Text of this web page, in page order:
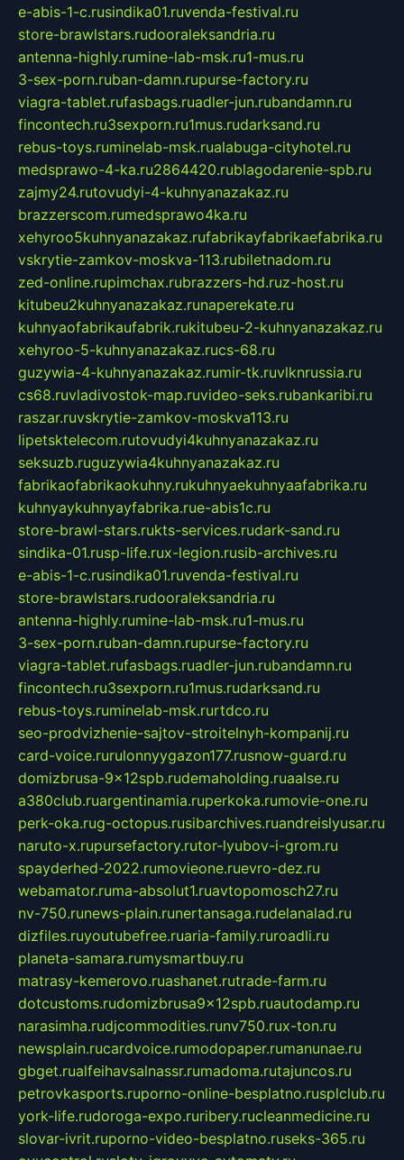
e-abis-1-c.rusindika01.ruvenda-festival.ru
store-brawlstars.rudooraleksandria.ru
antenna-highly.rumine-lab-msk.ru1-mus.ru
3-sex-porn.ruban-damn.rupurse-factory.ru
viagra-tablet.rufasbags.ruadler-jun.rubandamn.ru
fincontech.ru3sexporn.ru1mus.rudarksand.ru
rebus-toys.ruminelab-msk.rualabuga-cityhotel.ru
medsprawo-4-ka.ru2864420.rublagodarenie-spb.ru
zajmy24.rutovudyi-4-kuhnyanazakaz.ru
brazzerscom.rumedsprawo4ka.ru
xehyroo5kuhnyanazakaz.rufabrikayfabrikaefabrika.ru
vskrytie-zamkov-moskva-113.rubiletnadom.ru
zed-online.rupimchax.rubrazzers-hd.ruz-host.ru
kitubeu2kuhnyanazakaz.runaperekate.ru
kuhnyaofabrikaufabrik.rukitubeu-2-kuhnyanazakaz.ru
xehyroo-5-kuhnyanazakaz.rucs-68.ru
guzywia-4-kuhnyanazakaz.rumir-tk.ruvlknrussia.ru
cs68.ruvladivostok-map.ruvideo-seks.rubankaribi.ru
raszar.ruvskrytie-zamkov-moskva113.ru
lipetsktelecom.rutovudyi4kuhnyanazakaz.ru
seksuzb.ruguzywia4kuhnyanazakaz.ru
fabrikaofabrikaokuhny.rukuhnyaekuhnyaafabrika.ru
kuhnyaykuhnyayfabrika.rue-abis1c.ru
store-brawl-stars.rukts-services.rudark-sand.ru
sindika-01.rusp-life.rux-legion.rusib-archives.ru
e-abis-1-c.rusindika01.ruvenda-festival.ru
store-brawlstars.rudooraleksandria.ru
antenna-highly.rumine-lab-msk.ru1-mus.ru
3-sex-porn.ruban-damn.rupurse-factory.ru
viagra-tablet.rufasbags.ruadler-jun.rubandamn.ru
fincontech.ru3sexporn.ru1mus.rudarksand.ru
rebus-toys.ruminelab-msk.rurtdco.ru
seo-prodvizhenie-sajtov-stroitelnyh-kompanij.ru
card-voice.rurulonnyygazon177.rusnow-guard.ru
domizbrusa-9x12spb.rudemaholding.ruaalse.ru
a380club.ruargentinamia.ruperkoka.rumovie-one.ru
perk-oka.rug-octopus.rusibarchives.ruandreislyusar.ru
naruto-x.rupursefactory.rutor-lyubov-i-grom.ru
spayderhed-2022.rumovieone.ruevro-dez.ru
webamator.ruma-absolut1.ruavtopomosch27.ru
nv-750.runews-plain.runertansaga.rudelanalad.ru
dizfiles.ruyoutubefree.ruaria-family.ruroadli.ru
planeta-samara.rumysmartbuy.ru
matrasy-kemerovo.ruashanet.rutrade-farm.ru
dotcustoms.rudomizbrusa9x12spb.ruautodamp.ru
narasimha.rudjcommodities.runv750.rux-ton.ru
newsplain.rucardvoice.rumodopaper.rumanunae.ru
gbget.rualfeihavsalnassr.rumadoma.rutajuncos.ru
petrovkasports.ruporno-online-besplatno.rusplclub.ru
york-life.rudoroga-expo.ruribery.rucleanmedicine.ru
slovar-ivrit.ruporno-video-besplatno.ruseks-365.ru